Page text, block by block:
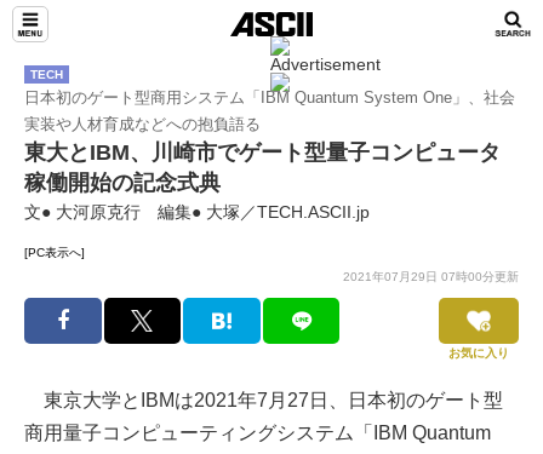
TECH
日本初のゲート型商用システム「IBM Quantum System One」、社会
実装や人材育成などへの抱負語る
東大とIBM、川崎市でゲート型量子コンピュータ
稼働開始の記念式典
文● 大河原克行 編集● 大塚／TECH.ASCII.jp
[PC表示へ]
2021年07月29日 07時00分更新
お気に入り
東京大学とIBMは2021年7月27日、日本初のゲート型
商用量子コンピューティングシステム「IBM Quantum